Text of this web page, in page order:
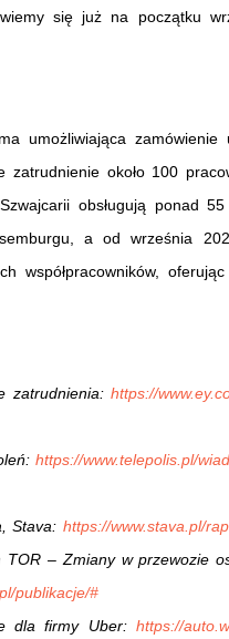
się już na początku
umożliwiająca
zatrudnienie około 100
obsługują ponad
a od września
współpracowników,
zatrudnienia: https://
https://www.telepolis.pl/
Stava: https://www.stava.pl/
TOR – Zmiany w przewozie
publikacje/#
dla firmy Uber: https://